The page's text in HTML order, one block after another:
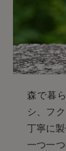
森で暮
シ、フ
丁寧に製
一つ一